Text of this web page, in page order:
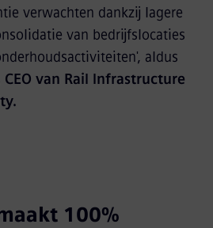
verwachten dankzij lagere
van bedrijfslocaties
aldus
van Rail Infrastructure
100%